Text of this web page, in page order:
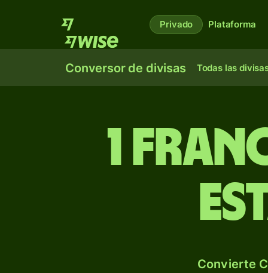
Privado Plataforma
Conversor de divisas Todas las
1
Convierte